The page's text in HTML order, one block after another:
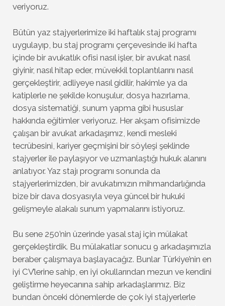
veriyoruz.
Bütün yaz stajyerlerimize iki haftalık staj programı
uygulayıp, bu staj programı çerçevesinde iki hafta
içinde bir avukatlık ofisi nasıl işler, bir avukat nasıl
giyinir, nasıl hitap eder, müvekkil toplantılarını nasıl
gerçekleştirir, adliyeye nasıl gidilir, hakimle ya da
katiplerle ne şekilde konuşulur, dosya hazırlama,
dosya sistematiği, sunum yapma gibi hususlar
hakkında eğitimler veriyoruz. Her akşam ofisimizde
çalışan bir avukat arkadaşımız, kendi mesleki
tecrübesini, kariyer geçmişini bir söyleşi şeklinde
stajyerler ile paylaşıyor ve uzmanlaştığı hukuk alanını
anlatıyor. Yaz stajı programı sonunda da
stajyerlerimizden, bir avukatımızın mihmandarlığında
bize bir dava dosyasıyla veya güncel bir hukuki
gelişmeyle alakalı sunum yapmalarını istiyoruz.
Bu sene 250’nin üzerinde yasal staj için mülakat
gerçekleştirdik. Bu mülakatlar sonucu 9 arkadaşımızla
beraber çalışmaya başlayacağız. Bunlar Türkiye’nin en
iyi CV’lerine sahip, en iyi okullarından mezun ve kendini
geliştirme heyecanına sahip arkadaşlarımız. Biz
bundan önceki dönemlerde de çok iyi stajyerlerle